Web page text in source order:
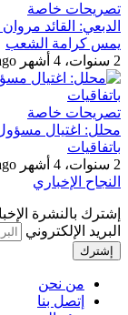
تصريحات خاصة
الدبعي: القائد
يمس كرامة الشعب
2 سنوات، 4 أشهر ago
تصريحات خاصة
محلل: اغتيال
باتفاقيات
2 سنوات، 4 أشهر ago
النجاح الإخباري
إشترك بالنشرة
البريد الإلكتروني
من نحن
إتصل بنا